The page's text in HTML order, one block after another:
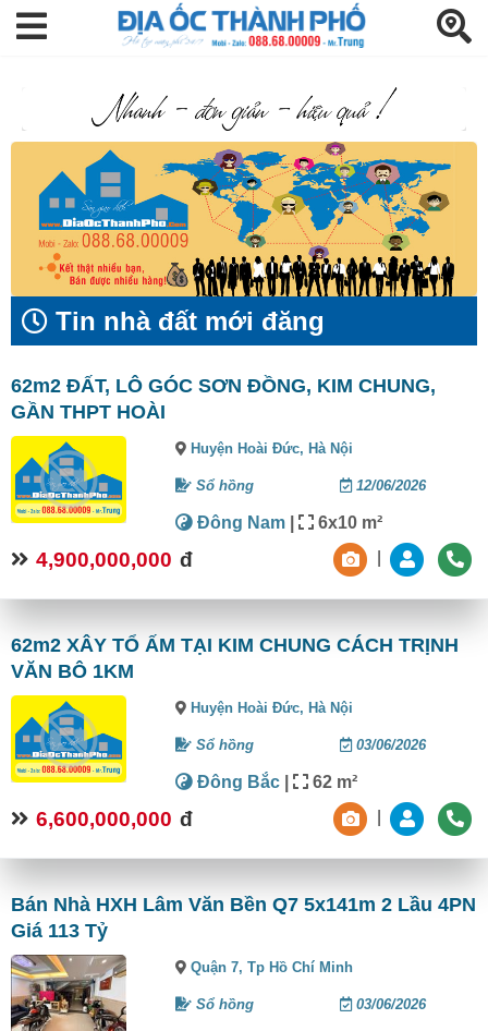
Tin nhà đất mới đăng
62m2 ĐẤT, LÔ GÓC SƠN ĐỒNG, KIM CHUNG,
GẦN THPT HOÀI
Huyện Hoài Đức, Hà Nội
Sổ hồng 12/06/2026
Đông Nam | 6x10 m²
4,900,000,000 đ
62m2 XÂY TỔ ẤM TẠI KIM CHUNG CÁCH TRỊNH
VĂN BÔ 1KM
Huyện Hoài Đức, Hà Nội
Sổ hồng 03/06/2026
Đông Bắc | 62 m²
6,600,000,000 đ
Bán Nhà HXH Lâm Văn Bền Q7 5x141m 2 Lầu 4PN
Giá 113 Tỷ
Quận 7,Tp Hồ Chí Minh
Sổ hồng 03/06/2026